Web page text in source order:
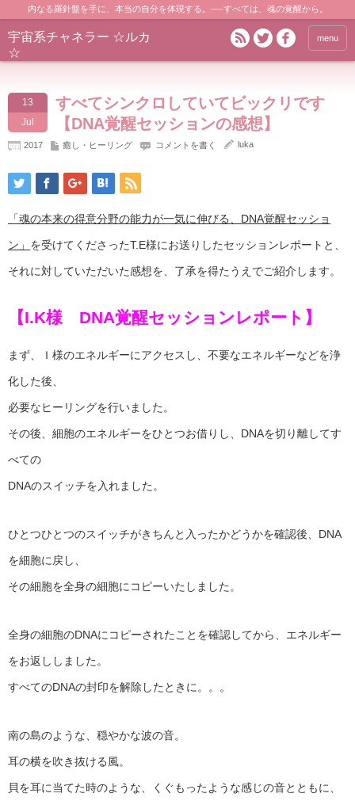
内なる羅針盤を手に、本当の自分を体現する。──すべては、魂の覚醒から。
宇宙系チャネラー ☆ルカ
☆
menu
13
Jul
すべてシンクロしていてビックリです
【DNA覚醒セッションの感想】
2017 癒し・ヒーリング コメントを書く luka
「魂の本来の得意分野の能力が一気に伸びる、DNA覚醒セッショ
ン」 を受けてくださったT.E様にお送りしたセッションレポートと、
それに対していただいた感想を、了承を得たうえでご紹介します。
【I.K様 DNA覚醒セッションレポート】
まず、Ｉ様のエネルギーにアクセスし、不要なエネルギーなどを浄
化した後、
必要なヒーリングを行いました。
その後、細胞のエネルギーをひとつお借りし、DNAを切り離してす
べての
DNAのスイッチを入れました。
ひとつひとつのスイッチがきちんと入ったかどうかを確認後、DNA
を細胞に戻し、
その細胞を全身の細胞にコピーいたしました。
全身の細胞のDNAにコピーされたことを確認してから、エネルギー
をお返ししました。
すべてのDNAの封印を解除したときに。。。
南の島のような、穏やかな波の音。
耳の横を吹き抜ける風。
貝を耳に当てた時のような、くぐもったような感じの音とともに、